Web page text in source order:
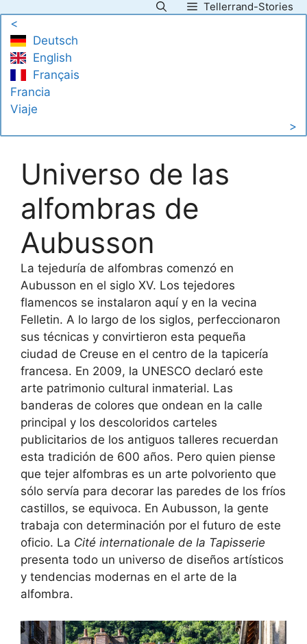
contenido
Tellerrand-Stories
<
Deutsch
English
Français
Francia
Viaje
>
Universo de las
alfombras de
Aubusson
La tejeduría de alfombras comenzó en
Aubusson en el siglo XV. Los tejedores
flamencos se instalaron aquí y en la vecina
Felletin. A lo largo de los siglos, perfeccionaron
sus técnicas y convirtieron esta pequeña
ciudad de Creuse en el centro de la tapicería
francesa. En 2009, la UNESCO declaró este
arte patrimonio cultural inmaterial. Las
banderas de colores que ondean en la calle
principal y los descoloridos carteles
publicitarios de los antiguos talleres recuerdan
esta tradición de 600 años. Pero quien piense
que tejer alfombras es un arte polvoriento que
sólo servía para decorar las paredes de los fríos
castillos, se equivoca. En Aubusson, la gente
trabaja con determinación por el futuro de este
oficio. La Cité internationale de la Tapisserie
presenta todo un universo de diseños artísticos
y tendencias modernas en el arte de la
alfombra.